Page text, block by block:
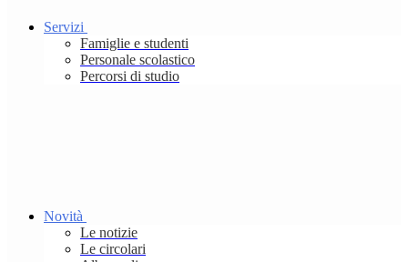
Servizi
Famiglie e studenti
Personale scolastico
Percorsi di studio
Novità
Le notizie
Le circolari